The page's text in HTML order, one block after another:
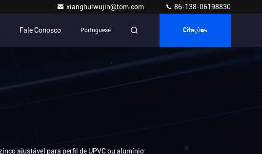
xianghuiwujin@tom.com 86-138-06198830
Fale Conosco Portuguese Citações
ajustável para perfil de UPVC ou alumínio